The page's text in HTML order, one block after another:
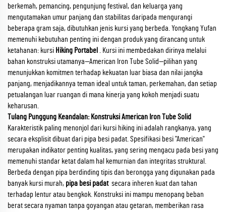
berkemah, pemancing, pengunjung festival, dan keluarga yang
mengutamakan umur panjang dan stabilitas daripada mengurangi
beberapa gram saja, dibutuhkan jenis kursi yang berbeda. Yongkang Yufan
memenuhi kebutuhan penting ini dengan produk yang dirancang untuk
ketahanan: kursi Hiking Portabel
. Kursi ini membedakan dirinya melalui
bahan konstruksi utamanya—American Iron Tube Solid—pilihan yang
menunjukkan komitmen terhadap kekuatan luar biasa dan nilai jangka
panjang, menjadikannya teman ideal untuk taman, perkemahan, dan setiap
petualangan luar ruangan di mana kinerja yang kokoh menjadi suatu
keharusan.
Tulang Punggung Keandalan: Konstruksi American Iron Tube Solid
Karakteristik paling menonjol dari kursi hiking ini adalah rangkanya, yang
secara eksplisit dibuat dari pipa besi padat. Spesifikasi besi "American"
merupakan indikator penting kualitas, yang sering mengacu pada besi yang
memenuhi standar ketat dalam hal kemurnian dan integritas struktural.
Berbeda dengan pipa berdinding tipis dan berongga yang digunakan pada
banyak kursi murah, pipa besi padat ​ secara inheren kuat dan tahan
terhadap lentur atau bengkok. Konstruksi ini mampu menopang beban
berat secara nyaman tanpa goyangan atau getaran, memberikan rasa